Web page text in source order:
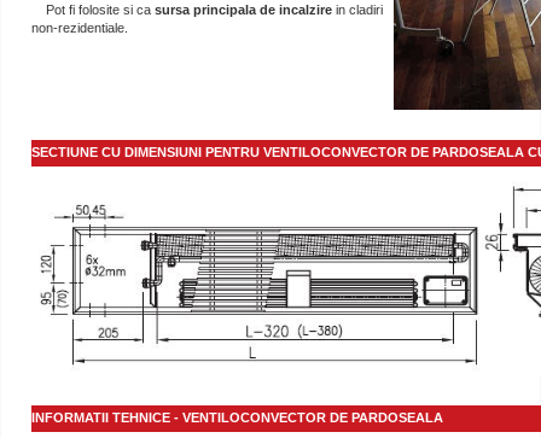
Pot fi folosite si ca sursa principala de incalzire in cladiri
non-rezidentiale.
SECTIUNE CU DIMENSIUNI PENTRU VENTILOCONVECTOR DE PARDOSEALA
INFORMATII TEHNICE - VENTILOCONVECTOR DE PARDOSEALA